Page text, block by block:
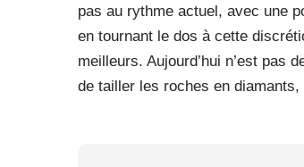
pas au rythme actuel, avec une
en tournant le dos à cette
meilleurs. Aujourd’hui n’est pas
de tailler les roches en